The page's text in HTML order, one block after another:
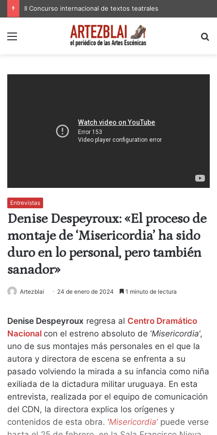
II Concurso internacional de textos teatrales
Menú
Entrevistas
Denise Despeyroux: «El proceso de
montaje de ‘Misericordia’ ha sido
duro en lo personal, pero también
sanador»
Artezblai 24 de enero de 2024 1 minuto de lectura
Denise Despeyroux regresa al Centro Dramático
Nacional con el estreno absoluto de ‘Misericordia‘,
uno de sus montajes más personales en el que la
autora y directora de escena se enfrenta a su
pasado volviendo la mirada a su infancia como niña
exiliada de la dictadura militar uruguaya. En esta
entrevista, realizada por el equipo de comunicación
del CDN, la directora explica los orígenes y
contenidos de esta obra. ‘Misericordia‘ puede verse